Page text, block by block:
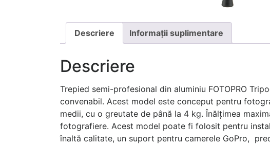
Descriere Informații suplimentare
Descriere
Trepied semi-profesional din aluminiu FOTOPRO
convenabil. Acest model este conceput pentru
medii, cu o greutate de până la 4 kg. Înălțimea
fotografiere. Acest model poate fi folosit pentru
înaltă calitate, un suport pentru camerele GoPro,